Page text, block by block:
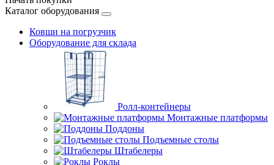
Каталог оборудования
Ковши на погрузчик
Оборудование для склада
Ролл-контейнеры
Монтажные платформы
Поддоны
Подъемные столы
Штабелеры
Роклы